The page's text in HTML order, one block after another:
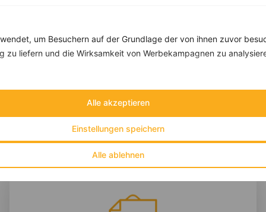
um Besuchern auf der Grundlage der von ihnen zuvor
zu liefern und die Wirksamkeit von Werbekampagnen zu
Alle ablehnen
Einstellungen speichern
Alle akzeptieren
‹ ›
Kalorien:
394 kcal
Eiweiß:19 g